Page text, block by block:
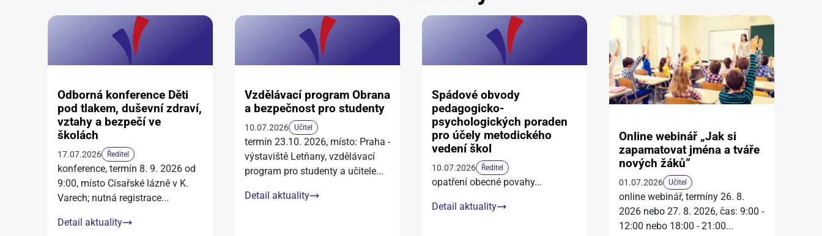
Odborná konference Děti
pod tlakem, duševní zdraví,
vztahy a bezpečí ve
školách
17.07.2026 Ředitel
konference, termín 8. 9. 2026 od
9:00, místo Císařské lázně v K.
Varech; nutná registrace...
Detail aktuality
Vzdělávací program Obrana
a bezpečnost pro studenty
10.07.2026 Učitel
termín 23.10. 2026, místo: Praha -
výstaviště Letňany, vzdělávací
program pro studenty a učitele...
Detail aktuality
Spádové obvody
pedagogicko-
psychologických poraden
pro účely metodického
vedení škol
10.07.2026 Ředitel
opatření obecné povahy...
Detail aktuality
Online webinář „Jak si
zapamatovat jména a tváře
nových žáků“
01.07.2026 Učitel
online webinář, termíny 26. 8.
2026 nebo 27. 8. 2026, čas: 9:00 -
12:00 nebo 18:00 - 21:00...